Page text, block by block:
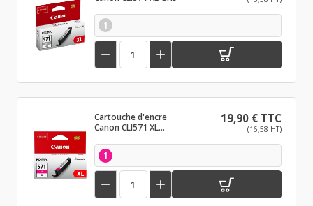
1
 
Cartouche d'encre
Canon CLI571 XL
19,90 € TTC
(16,58 HT)
1
 